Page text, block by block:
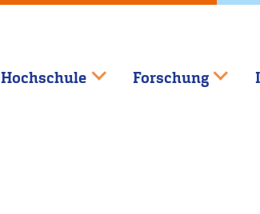
Hochschule Forschung